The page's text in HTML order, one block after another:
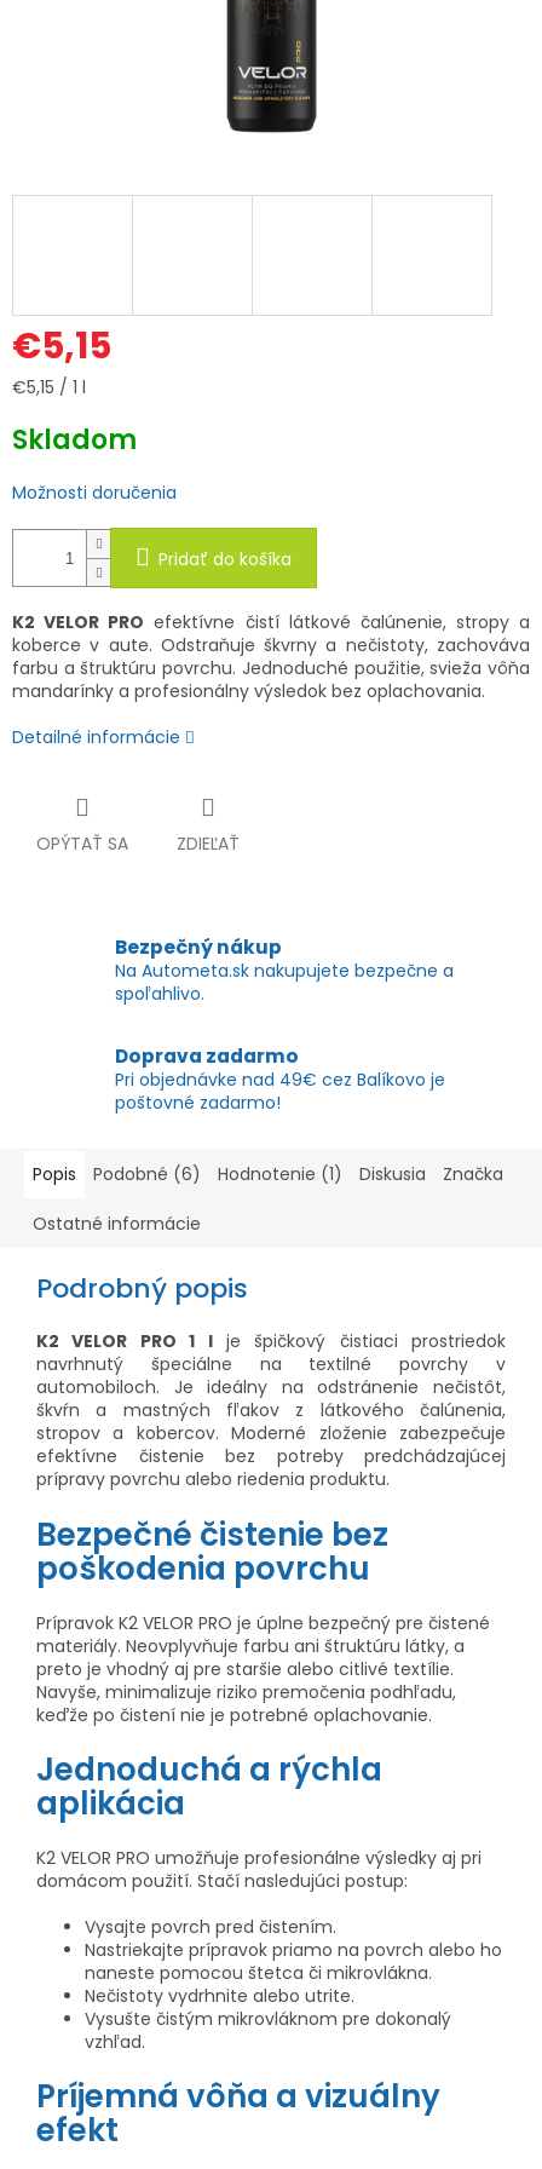
€5,15
Jednotková
€5,15 / 1 l
Skladom
Možnosti doručenia
Pridať do košíka
K2 VELOR PRO efektívne čistí látkové čalúnenie, stropy a
koberce v aute. Odstraňuje škvrny a nečistoty, zachováva
farbu a štruktúru povrchu. Jednoduché použitie, svieža vôňa
mandarínky a profesionálny výsledok bez oplachovania.
Detailné informácie
OPÝTAŤ SA ZDIEĽAŤ
Bezpečný nákup
Na Autometa.sk nakupujete bezpečne a
spoľahlivo.
Doprava zadarmo
Pri objednávke nad 49€ cez Balíkovo je
poštovné zadarmo!
Popis Podobné (6) Hodnotenie (1) Diskusia Značka
Ostatné informácie
Podrobný popis
K2 VELOR PRO 1 lje špičkový čistiaci prostriedok
navrhnutý špeciálne na textilné povrchy v
automobiloch. Je ideálny na odstránenie nečistôt,
škvŕn a mastných fľakov z látkového čalúnenia,
stropov a kobercov. Moderné zloženie zabezpečuje
efektívne čistenie bez potreby predchádzajúcej
prípravy povrchu alebo riedenia produktu.
Bezpečné čistenie bez
poškodenia povrchu
Prípravok K2 VELOR PRO je úplne bezpečný pre čistené
materiály. Neovplyvňuje farbu ani štruktúru látky, a
preto je vhodný aj pre staršie alebo citlivé textílie.
Navyše, minimalizuje riziko premočenia podhľadu,
keďže po čistení nie je potrebné oplachovanie.
Jednoduchá a rýchla
aplikácia
K2 VELOR PRO umožňuje profesionálne výsledky aj pri
domácom použití. Stačí nasledujúci postup:
Vysajte povrch pred čistením.
Nastriekajte prípravok priamo na povrch alebo ho
naneste pomocou štetca či mikrovlákna.
Nečistoty vydrhnite alebo utrite.
Vysušte čistým mikrovláknom pre dokonalý
vzhľad.
Príjemná vôňa a vizuálny
efekt